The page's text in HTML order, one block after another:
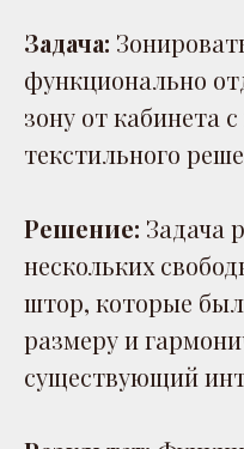
Задача:
функционально
зону от кабинета
текстильного
Решение: Задача
нескольких
штор, которые
размеру и
существующий